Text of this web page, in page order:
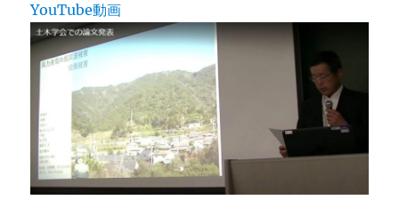
YouTube動画